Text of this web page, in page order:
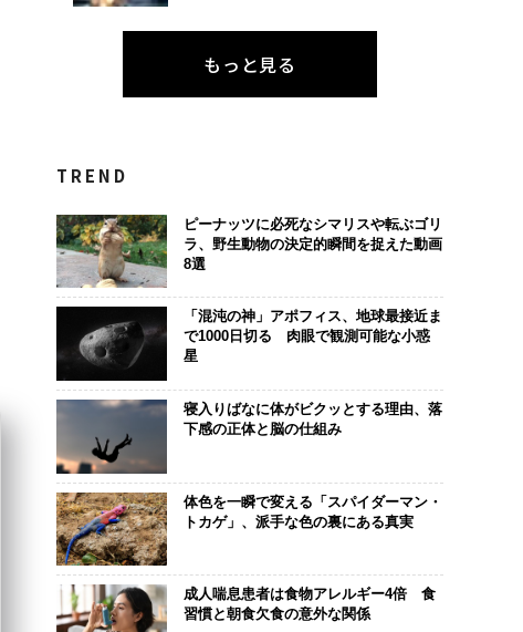
もっと見る
TREND
ピーナッツに必死なシマリスや転ぶゴリ
ラ、野生動物の決定的瞬間を捉えた動画
8選
「混沌の神」アポフィス、地球最接近ま
で1000日切る 肉眼で観測可能な小惑
星
寝入りばなに体がビクッとする理由、落
下感の正体と脳の仕組み
体色を一瞬で変える「スパイダーマン・
トカゲ」、派手な色の裏にある真実
成人喘息患者は食物アレルギー4倍 食
習慣と朝食欠食の意外な関係